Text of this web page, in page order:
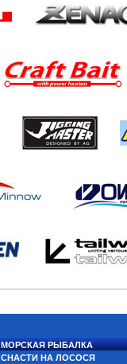
МОРСКАЯ РЫБАЛКА
СНАСТИ НА ЛОСОСЯ